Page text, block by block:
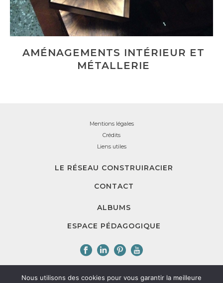
AMÉNAGEMENTS INTÉRIEUR ET
MÉTALLERIE
Mentions légales
Crédits
Liens utiles
LE RÉSEAU CONSTRUIRACIER
CONTACT
ALBUMS
ESPACE PÉDAGOGIQUE
Nous utilisons des cookies pour vous garantir la meilleure